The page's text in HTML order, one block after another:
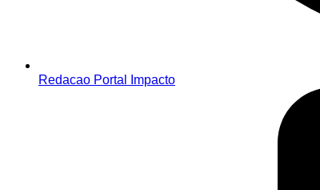
Redacao Portal Impacto